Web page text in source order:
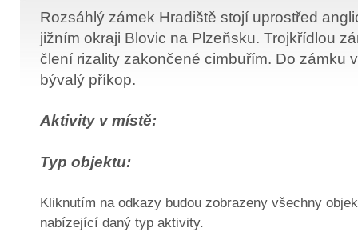
Rozsáhlý zámek Hradiště stojí uprostřed
jižním okraji Blovic na Plzeňsku. Trojkřídlou
člení rizality zakončené cimbuřím. Do zámku
bývalý příkop.
Aktivity v místě:
Typ objektu:
Kliknutím na odkazy budou zobrazeny všechny
nabízející daný typ aktivity.